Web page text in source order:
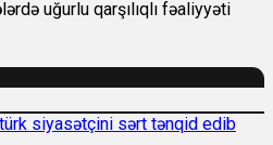
uğurlu qarşılıqlı fəaliyyəti